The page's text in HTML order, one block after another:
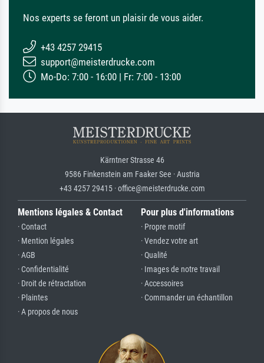
Nos experts se feront un plaisir de vous aider.
+43 4257 29415
support@meisterdrucke.com
Mo-Do: 7:00 - 16:00 | Fr: 7:00 - 13:00
Kärntner Strasse 46
9586 Finkenstein am Faaker See · Austria
+43 4257 29415 · office@meisterdrucke.com
Mentions légales & Contact
· Contact
· Mention légales
· AGB
· Confidentialité
· Droit de rétractation
· Plaintes
· A propos de nous
Pour plus d'informations
· Propre motif
· Vendez votre art
· Qualité
· Images de notre travail
· Accessoires
· Commander un échantillon